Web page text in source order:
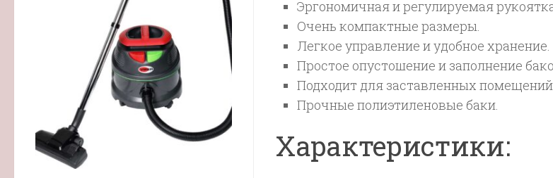
Эргономичная и регулируемая
Очень компактные размеры.
Легкое управление и удобное хранение.
Простое опустошение и заполнение
Подходит для заставленных
Прочные полиэтиленовые баки.
Характеристики: